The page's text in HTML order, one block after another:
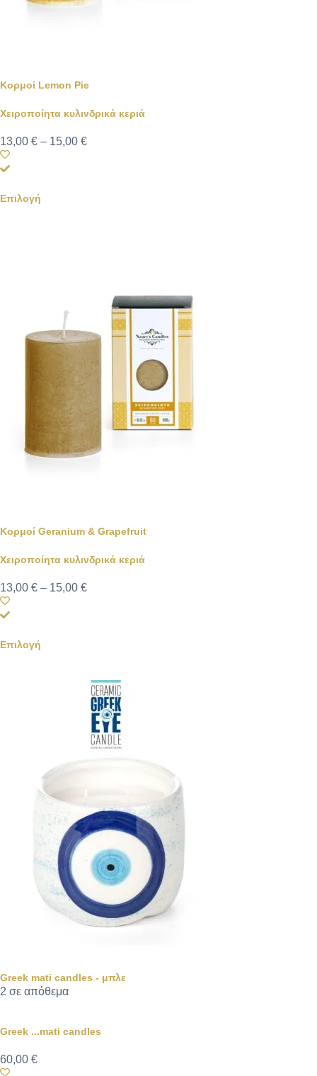
Κορμοί Lemon Pie
Χειροποίητα κυλινδρικά κεριά
13,00 € – 15,00 €
Επιλογή
Κορμοί Geranium & Grapefruit
Χειροποίητα κυλινδρικά κεριά
13,00 € – 15,00 €
Επιλογή
Greek mati candles - μπλε
2 σε απόθεμα
Greek ...mati candles
60,00 €